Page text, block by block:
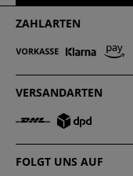
ZAHLARTEN
VERSANDARTEN
FOLGT UNS AUF